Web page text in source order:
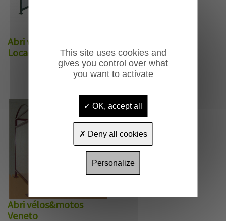
Abri vélos&motos
Locana
Abri vélos&motos
Veneto
This site uses cookies and
gives you control over what
you want to activate
OK, accept all
Deny all cookies
Personalize